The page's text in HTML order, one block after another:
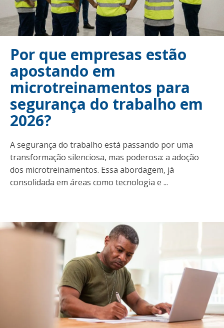
Por que empresas estão
apostando em
microtreinamentos para
segurança do trabalho em
2026?
A segurança do trabalho está passando por uma
transformação silenciosa, mas poderosa: a adoção
dos microtreinamentos. Essa abordagem, já
consolidada em áreas como tecnologia e ...